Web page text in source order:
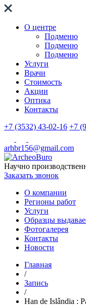
О центре
Подменю
Подменю
Подменю
Услуги
Врачи
Стоимость
Акции
Оптика
Контакты
+7 (3532) 43-02-16 +7
arhbr156@gmail.com
Научно
Заказать звонок
О компании
Регионы работ
Услуги
Образцы
Фотогалерея
Контакты
Новости
Главная
/
Запись
/
Han de Islândia :